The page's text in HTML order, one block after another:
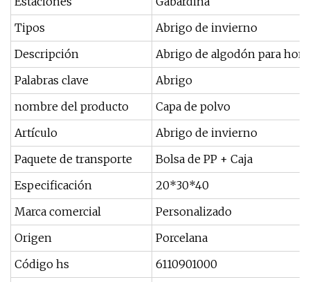
Tipos
Abrigo de invierno
Descripción
Abrigo de algodón para
Palabras clave
Abrigo
nombre del producto
Capa de polvo
Artículo
Abrigo de invierno
Paquete de transporte
Bolsa de PP + Caja
Especificación
20*30*40
Marca comercial
Personalizado
Origen
Porcelana
Código hs
6110901000